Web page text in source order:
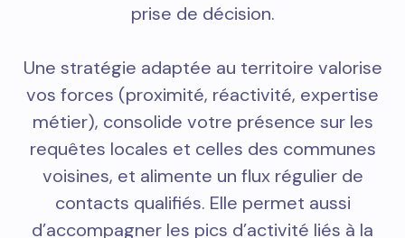
prise de décision.
Une stratégie adaptée au territoire valorise
vos forces (proximité, réactivité, expertise
métier), consolide votre présence sur les
requêtes locales et celles des communes
voisines, et alimente un flux régulier de
contacts qualifiés. Elle permet aussi
d’accompagner les pics d’activité liés à la